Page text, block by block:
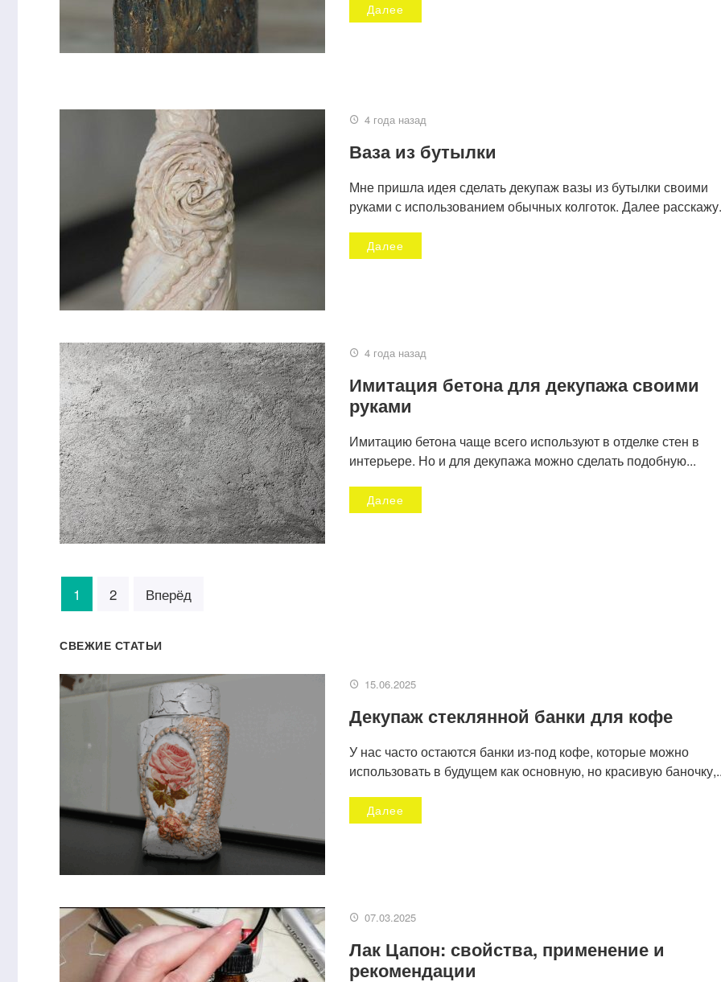
Далее
4 года назад
Ваза из бутылки
Мне пришла идея сделать декупаж вазы из бутылки своими
руками с использованием обычных колготок. Далее
Далее
4 года назад
Имитация бетона для декупажа своими
руками
Имитацию бетона чаще всего используют в отделке стен в
интерьере. Но и для декупажа можно сделать подобную...
Далее
1 2 Вперёд
СВЕЖИЕ СТАТЬИ
15.06.2025
Декупаж стеклянной банки для кофе
У нас часто остаются банки из-под кофе, которые можно
использовать в будущем как основную, но красивую
Далее
07.03.2025
Лак Цапон: свойства, применение и
рекомендации